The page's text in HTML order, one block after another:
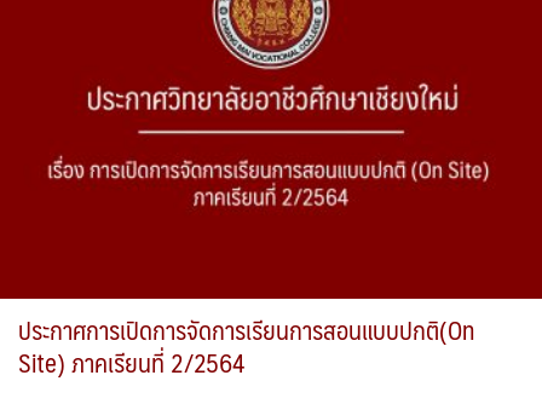
ประกาศการเปิดการจัดการเรียนการสอนแบบปกติ(On
Site) ภาคเรียนที่ 2/2564